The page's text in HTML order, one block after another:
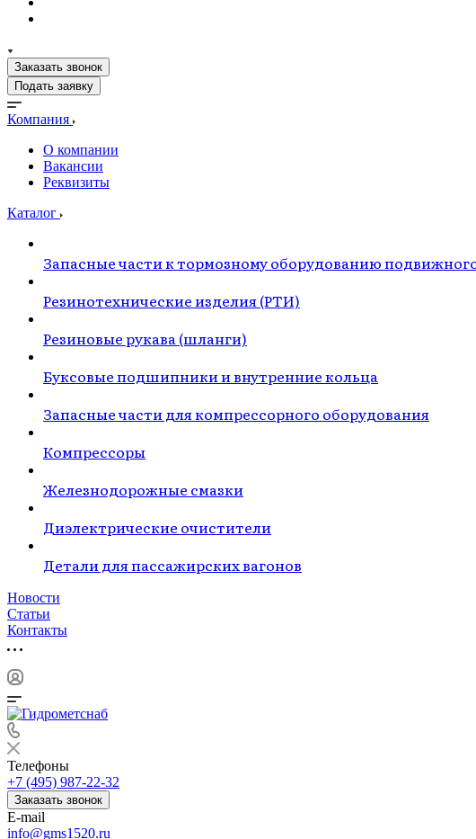
Заказать звонок
Подать заявку
Компания
О компании
Вакансии
Реквизиты
Каталог
Запасные части к тормозному оборудованию
Резинотехнические изделия (РТИ)
Резиновые рукава (шланги)
Буксовые подшипники и внутренние кольца
Запасные части для компрессорного оборудования
Компрессоры
Железнодорожные смазки
Диэлектрические очистители
Детали для пассажирских вагонов
Новости
Статьи
Контакты
Телефоны
+7 (495) 987-22-32
Заказать звонок
E-mail
info@gms1520.ru